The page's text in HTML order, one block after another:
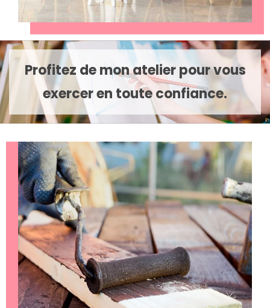
Profitez de mon atelier pour vous
exercer en toute confiance.